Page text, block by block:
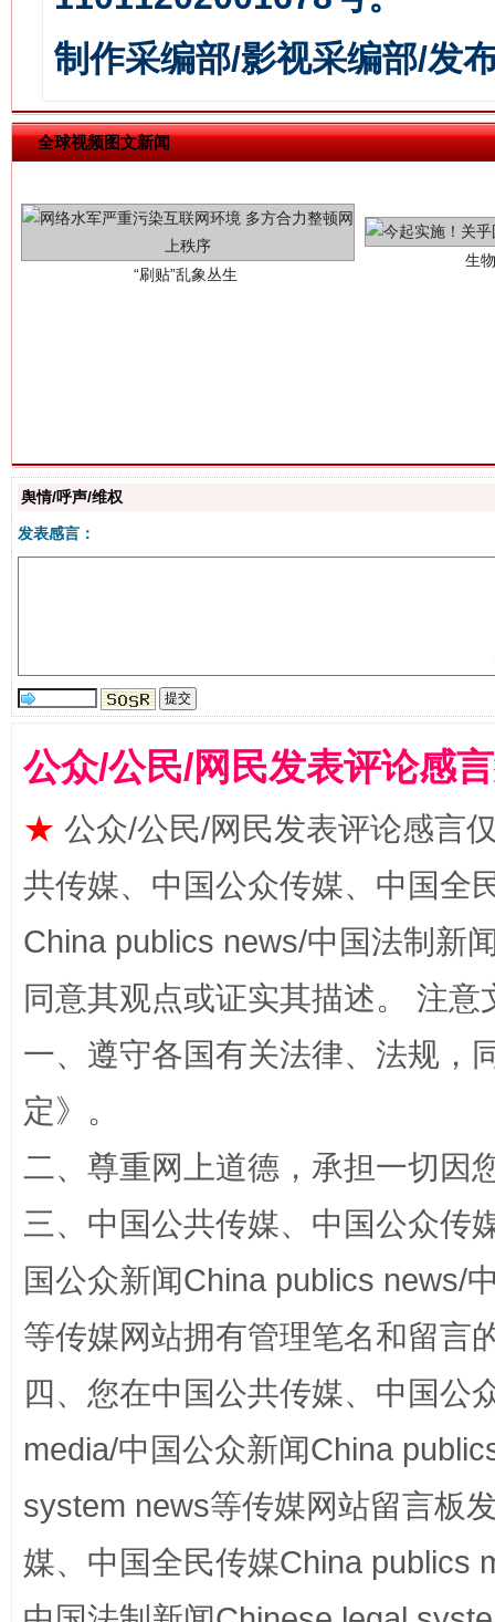
制作采编部/影视采编部/发
全球视频图文新闻
“刷贴”乱象丛生
生
解纷+调解+退费，一次搞定
站台名比不上好声名
漫山遍野的桃花与雪山、麦地、白藏房 除
舆情/呼声/维权
发表感言：
公众/公民/网民发表评论感
★ 公众/公民/网民发表评论感言
共传媒、中国公众传媒、中国全
China publics news/中国法制新
同意其观点或证实其描述。 注
一、遵守各国有关法律、法规，
定》。
二、尊重网上道德，承担一切因
三、中国公共传媒、中国公众传
国公众新闻China publics news/
等传媒网站拥有管理笔名和留言
四、您在中国公共传媒、中国公
media/中国公众新闻China
system news等传媒网站留言板
媒、中国全民传媒China publics